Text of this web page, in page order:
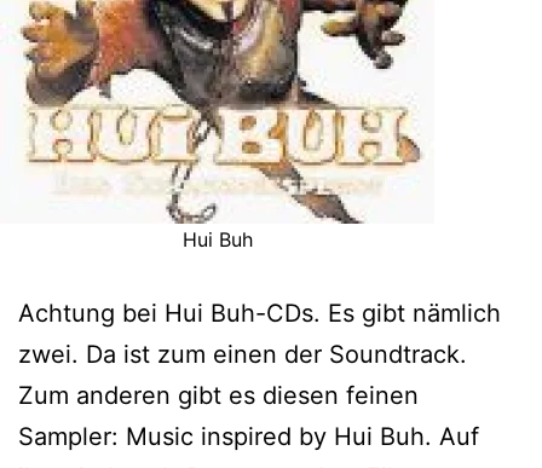
Hui Buh
Achtung bei Hui Buh-CDs. Es gibt nämlich
zwei. Da ist zum einen der Soundtrack.
Zum anderen gibt es diesen feinen
Sampler: Music inspired by Hui Buh. Auf